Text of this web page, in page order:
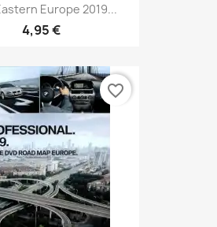
Europe 2019...
4,95 €
favorite_border